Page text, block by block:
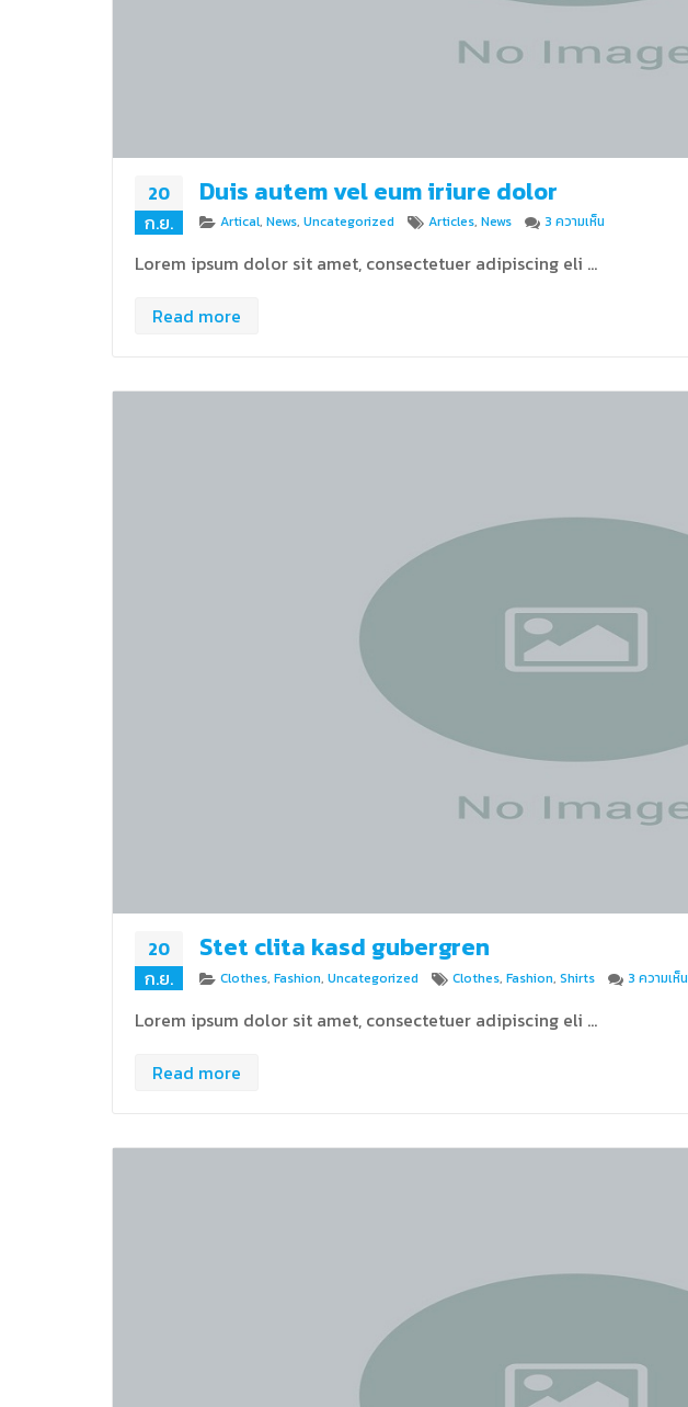
20
ก.ย.
Duis autem vel eum iriure dolor
Categories
Artical, News, Uncategorized Tags
Articles, News 3 ความเห็น
Lorem ipsum dolor sit amet, consectetuer adipiscing eli …
Read more
20
ก.ย.
Stet clita kasd gubergren
Categories
Clothes, Fashion, Uncategorized Tags
Clothes, Fashion, Shirts 3 ความเห็น
Lorem ipsum dolor sit amet, consectetuer adipiscing eli …
Read more